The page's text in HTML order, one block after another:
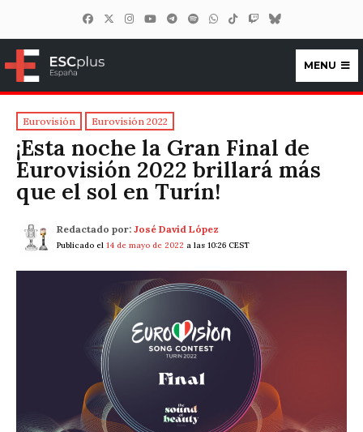
ESCplus España
MENU
Eurovisión Eurovisión 2022
¡Esta noche la Gran Final de
Eurovisión 2022 brillará más
que el sol en Turín!
Redactado por: José David López
Publicado el 14 de mayo de 2022 a las 10:26 CEST